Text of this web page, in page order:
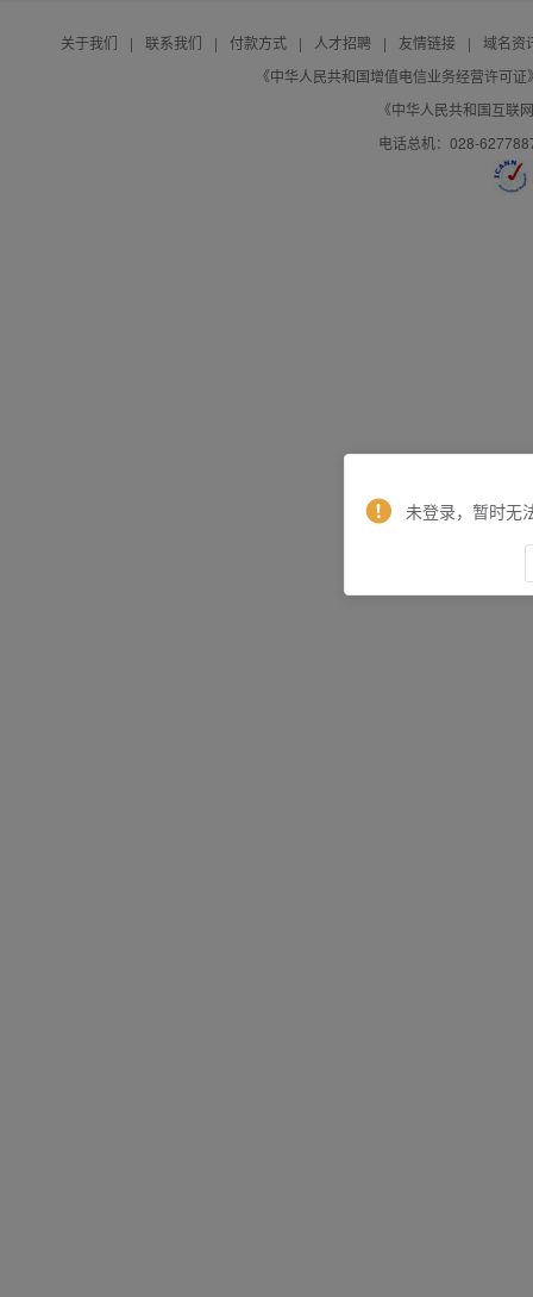
关于我们 | 联系我们 | 付款方式 | 人才招聘 | 友情链接 |
域名资
《中华人民共和国增值电信业务经营许可
《中华人民共和国互联
电话总机：028-
未登录，暂时无